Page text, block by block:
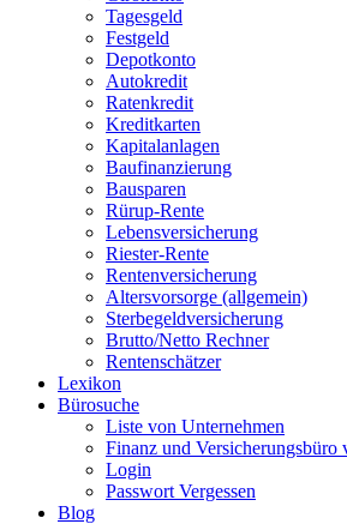
Tagesgeld
Festgeld
Depotkonto
Autokredit
Ratenkredit
Kreditkarten
Kapitalanlagen
Baufinanzierung
Bausparen
Rürup-Rente
Lebensversicherung
Riester-Rente
Rentenversicherung
Altersvorsorge (allgemein)
Sterbegeldversicherung
Brutto/Netto Rechner
Rentenschätzer
Lexikon
Bürosuche
Liste von Unternehmen
Finanz und Versicherungsbüro
Login
Passwort Vergessen
Blog